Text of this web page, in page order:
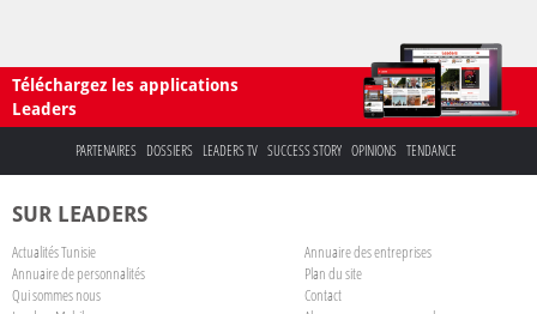
Téléchargez les applications
Leaders
PARTENAIRES DOSSIERS LEADERS TV SUCCESS STORY OPINIONS TENDANCE
SUR LEADERS
Actualités Tunisie
Annuaire des entreprises
Annuaire de personnalités
Plan du site
Qui sommes nous
Contact